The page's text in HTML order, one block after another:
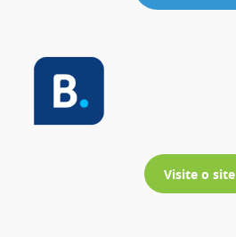
Visite o site